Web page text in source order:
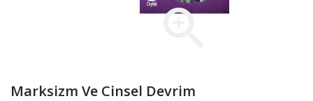

Marksizm Ve Cinsel Devrim